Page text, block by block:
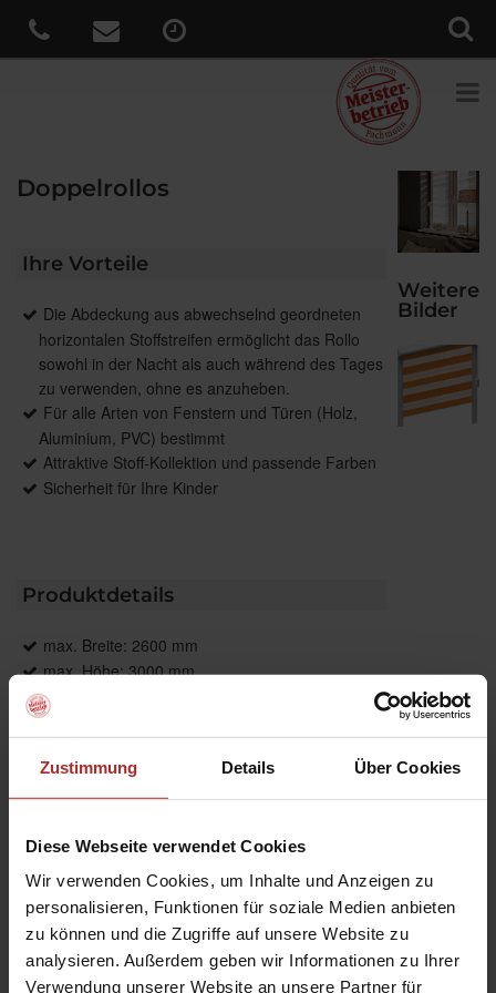
Zustimmung Details Über Cookies
Diese Webseite verwendet Cookies
Wir verwenden Cookies, um Inhalte und Anzeigen zu
personalisieren, Funktionen für soziale Medien anbieten
zu können und die Zugriffe auf unsere Website zu
analysieren. Außerdem geben wir Informationen zu Ihrer
Verwendung unserer Website an unsere Partner für
Doppelrollos
Ihre Vorteile
Die Abdeckung aus abwechselnd geordneten
horizontalen Stoffstreifen ermöglicht das Rollo
sowohl in der Nacht als auch während des Tages
zu verwenden, ohne es anzuheben.
Für alle Arten von Fenstern und Türen (Holz,
Aluminium, PVC) bestimmt
Attraktive Stoff-Kollektion und passende Farben
Sicherheit für Ihre Kinder
Produktdetails
max. Breite: 2600 mm
max. Höhe: 3000 mm
max. Fläche: 7,5 m²
Bedienung: Kette, Elektroantrieb
Anwendungsbereiche: Für Fenster, Türen,
Bildschirmarbeitsplätze
Klemmträger
Produktbeschreibung
Weitere
Bilder